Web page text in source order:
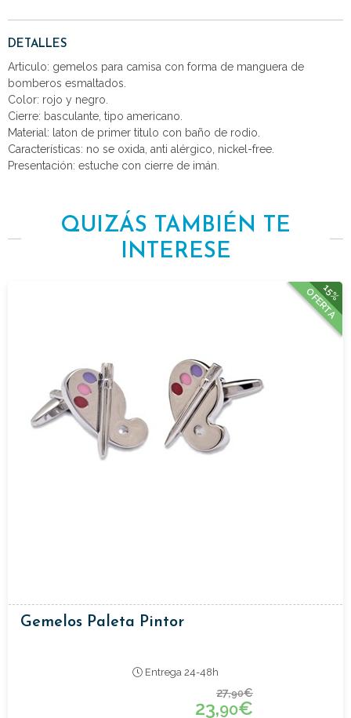
DETALLES
Articulo: gemelos para camisa con forma de manguera de
bomberos esmaltados.
Color: rojo y negro.
Cierre: basculante, tipo americano.
Material: laton de primer titulo con baño de rodio.
Características: no se oxida, anti alérgico, nickel-free.
Presentación: estuche con cierre de imán.
QUIZÁS TAMBIÉN TE
INTERESE
15%
OFERTA
Gemelos Paleta Pintor
Entrega 24-48h
27,90€
23,90€